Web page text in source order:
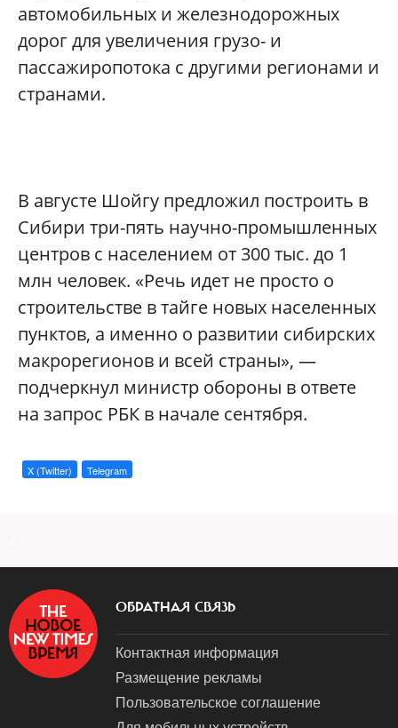
автомобильных и железнодорожных
дорог для увеличения грузо- и
пассажиропотока с другими регионами и
странами.
В августе Шойгу предложил построить в
Сибири три-пять научно-промышленных
центров с населением от 300 тыс. до 1
млн человек. «Речь идет не просто о
строительстве в тайге новых населенных
пунктов, а именно о развитии сибирских
макрорегионов и всей страны», —
подчеркнул министр обороны в ответе
на запрос РБК в начале сентября.
X (Twitter) Telegram
ОБРАТНАЯ СВЯЗЬ
Контактная информация
Размещение рекламы
Пользовательское соглашение